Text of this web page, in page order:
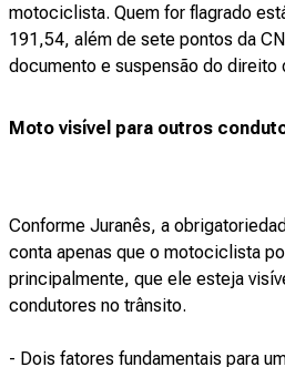
motociclista. Quem for flagrado
191,54, além de sete pontos da
documento e suspensão do direito
Moto visível para outros
Conforme Juranês, a
conta apenas que o motociclista
principalmente, que ele esteja
condutores no trânsito.
- Dois fatores fundamentais para